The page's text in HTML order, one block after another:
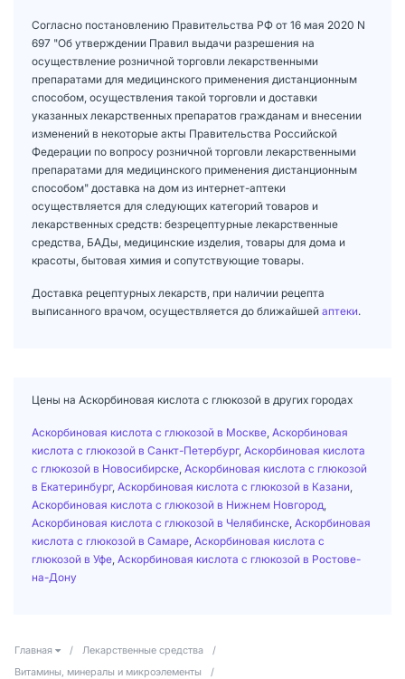
Согласно постановлению Правительства РФ от 16 мая 2020 N
697 "Об утверждении Правил выдачи разрешения на
осуществление розничной торговли лекарственными
препаратами для медицинского применения дистанционным
способом, осуществления такой торговли и доставки
указанных лекарственных препаратов гражданам и внесении
изменений в некоторые акты Правительства Российской
Федерации по вопросу розничной торговли лекарственными
препаратами для медицинского применения дистанционным
способом" доставка на дом из интернет-аптеки
осуществляется для следующих категорий товаров и
лекарственных средств: безрецептурные лекарственные
средства, БАДы, медицинские изделия, товары для дома и
красоты, бытовая химия и сопутствующие товары.
Доставка рецептурных лекарств, при наличии рецепта
выписанного врачом, осуществляется до ближайшей аптеки.
Цены на Аскорбиновая кислота с глюкозой в других городах
Аскорбиновая кислота с глюкозой в Москве Аскорбиновая
кислота с глюкозой в Санкт-Петербург, Аскорбиновая кислота
с глюкозой в Новосибирске Аскорбиновая кислота с глюкозой
в Екатеринбург, Аскорбиновая кислота с глюкозой в Казани
Аскорбиновая кислота с глюкозой в Нижнем Новгород
Аскорбиновая кислота с глюкозой в Челябинске Аскорбиновая
кислота с глюкозой в Самаре Аскорбиновая кислота с
глюкозой в Уфе Аскорбиновая кислота с глюкозой в Ростове-
на-Дону
Главная / Лекарственные средства
/
Витамины, минералы и микроэлементы
/